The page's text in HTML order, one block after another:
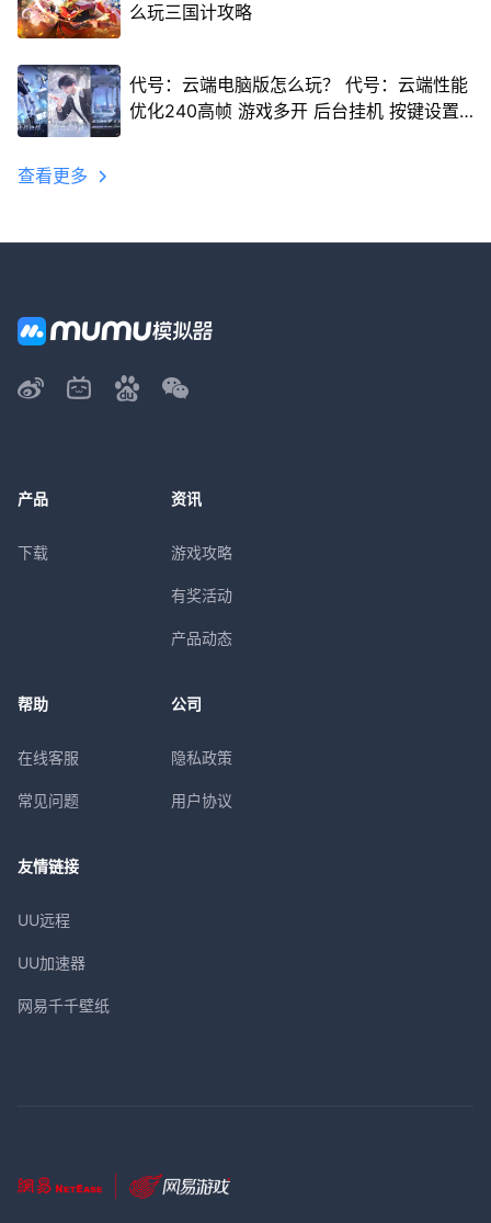
么玩三国计攻略
代号：云端电脑版怎么玩？ 代号：云端性能
优化240高帧 游戏多开 后台挂机 按键设置
查看更多
产品
下载
资讯
游戏攻略
有奖活动
产品动态
帮助
在线客服
常见问题
公司
隐私政策
用户协议
友情链接
UU远程
UU加速器
网易千千壁纸